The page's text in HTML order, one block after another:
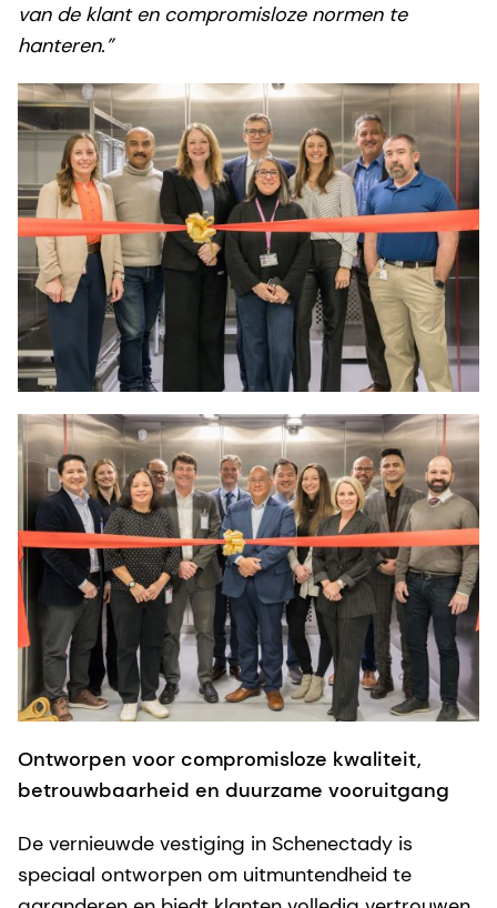
van de klant en compromisloze normen te
hanteren.”
Ontworpen voor compromisloze kwaliteit,
betrouwbaarheid en duurzame vooruitgang
De vernieuwde vestiging in Schenectady is
speciaal ontworpen om uitmuntendheid te